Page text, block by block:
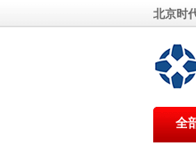
全
北京时